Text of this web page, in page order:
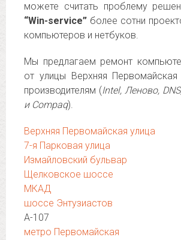
можете считать проблему
“Win-service” более сотни
компьютеров и нетбуков.
Мы предлагаем ремонт
от улицы Верхняя
производителям (Intel, Леново,
и Compaq).
Верхняя Первомайская улица
7-я Парковая улица
Измайловский бульвар
Щелковское шоссе
МКАД
шоссе Энтузиастов
А-107
метро Первомайская